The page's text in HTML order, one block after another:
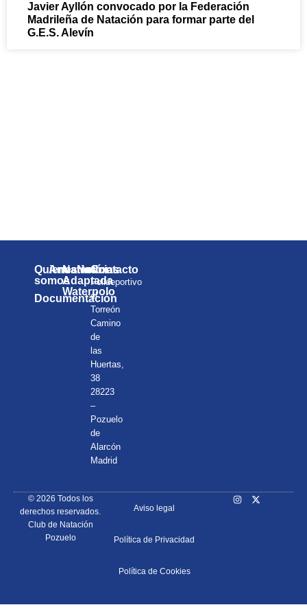
Javier Ayllón convocado por la Federación
Madrileña de Natación para formar parte del
G.E.S. Alevín
Quienes
somos
Documentación
Anuarios
Natación
Adaptada
Waterpolo
Noticias
Contacto
Polideportivo
el
Torreón
Camino
de
las
Huertas,
38
28223
–
Pozuelo
de
Alarcón
Madrid
© 2026 Todos los
derechos reservados.
Club de Natación
Pozuelo
Aviso legal
Política de Privacidad
Política de Cookies